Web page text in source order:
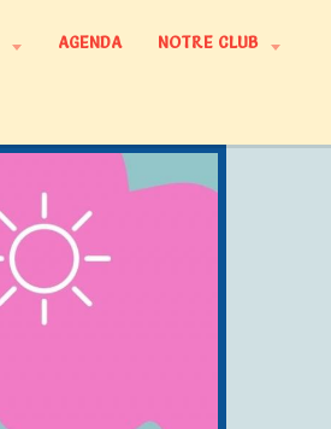
AGENDA NOTRE CLUB